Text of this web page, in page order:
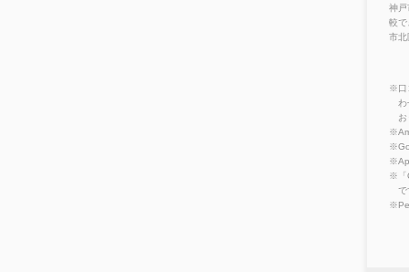
神戸
較で
市北
※口
※「
で